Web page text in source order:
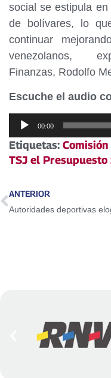
social se estipula
de bolívares, lo
continuar
venezolanos,
Finanzas, Rodolfo
Escuche el audio
Reproductor
de
audio
00:00
Etiquetas:
TSJ el
ANTERIOR